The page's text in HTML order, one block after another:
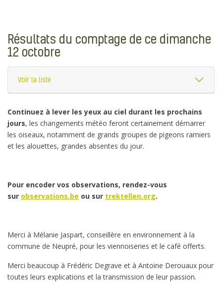
Résultats du comptage de ce dimanche
12 octobre
Voir la liste
Continuez à lever les yeux au ciel durant les prochains
jours, les changements météo feront certainement démarrer
les oiseaux, notamment de grands groupes de pigeons ramiers
et les alouettes, grandes absentes du jour.
Pour encoder vos observations, rendez-vous
sur observations.be ou sur trektellen.org.
Merci à Mélanie Jaspart, conseillère en environnement à la
commune de Neupré, pour les viennoiseries et le café offerts.
Merci beaucoup à Frédéric Degrave et à Antoine Derouaux pour
toutes leurs explications et la transmission de leur passion.